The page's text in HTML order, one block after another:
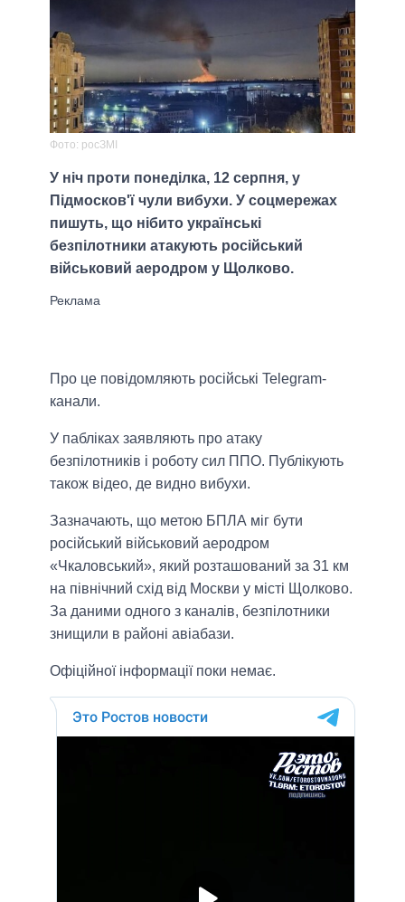
Фото: росЗМI
У ніч проти понеділка, 12 серпня, у
Підмосков'ї чули вибухи. У соцмережах
пишуть, що нібито українські
безпілотники атакують російський
військовий аеродром у Щолково.
Про це повідомляють російські Telegram-
канали.
У пабліках заявляють про атаку
безпілотників і роботу сил ППО. Публікують
також відео, де видно вибухи.
Зазначають, що метою БПЛА міг бути
російський військовий аеродром
«Чкаловський», який розташований за 31 км
на північний схід від Москви у місті Щолково.
За даними одного з каналів, безпілотники
знищили в районі авіабази.
Офіційної інформації поки немає.